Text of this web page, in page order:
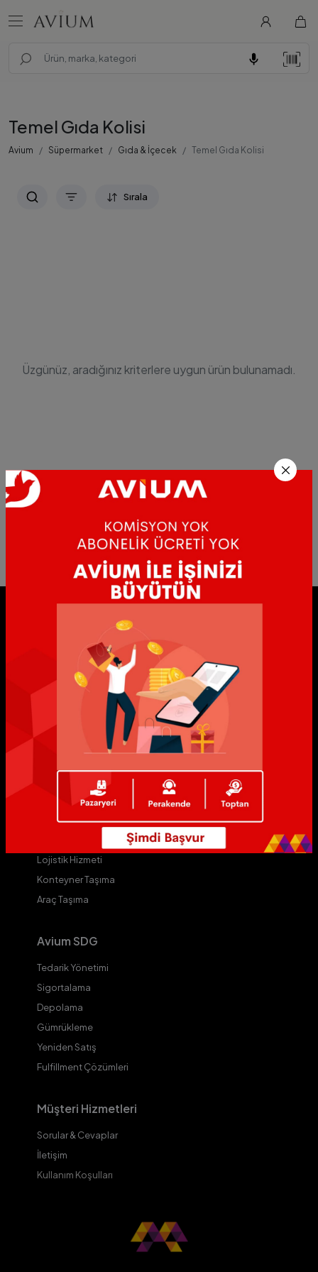
Temel Gıda Kolisi
Avium Süpermarket Gıda & İçecek Temel Gıda Kolisi
Sırala
Üzgünüz, aradığınız kriterlere uygun ürün bulunamadı.
MyAvium
ALive
Yıldız Markalar
Yıldızlı Mağazalar
Avium D
Kurye Hizmeti
Lojistik Hizmeti
Konteyner Taşıma
Araç Taşıma
Avium SDG
Tedarik Yönetimi
Sigortalama
Depolama
Gümrükleme
Yeniden Satış
Fulfillment Çözümleri
Müşteri Hizmetleri
Sorular & Cevaplar
İletişim
Kullanım Koşulları